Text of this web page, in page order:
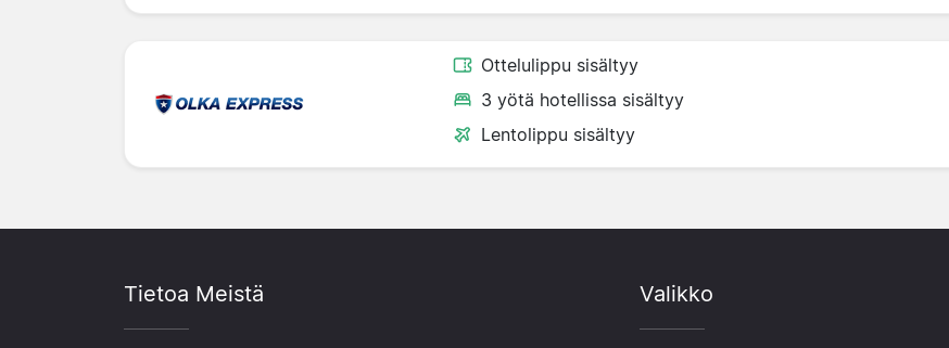
Ottelulippu sisältyy
3 yötä hotellissa sisältyy
Lentolippu sisältyy
Tietoa Meistä Valikko